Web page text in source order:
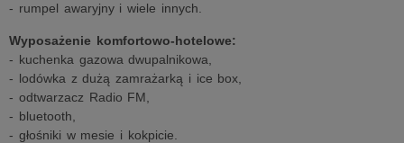
- rumpel awaryjny i wiele innych.
Wyposażenie komfortowo-hotelowe:
- kuchenka gazowa dwupalnikowa,
- lodówka z dużą zamrażarką i ice box,
- odtwarzacz Radio FM,
- bluetooth,
- głośniki w mesie i kokpicie.